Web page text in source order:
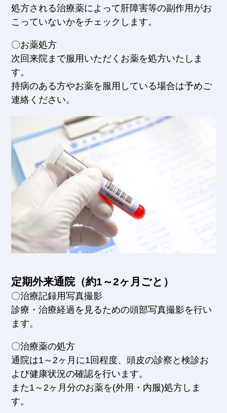
処方される治療薬によって肝障害等の副作用がお
こっていないかをチェックします。
〇お薬処方
次回来院まで服用いただくお薬を処方いたしま
す。
持病のある方やお薬を服用している場合は予めご
連絡ください。
定期外来通院（約1～2ヶ月ごと）
〇治療記録用写真撮影
診療・治療経過を見るための頭部写真撮影を行い
ます。
〇治療薬の処方
通院は1～2ヶ月に1回程度、頭皮の診察と検診お
よび健康状況の確認を行います。
また1～2ヶ月分のお薬を(外用・内服)処方しま
す。